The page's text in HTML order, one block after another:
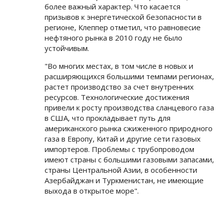
более важный характер. Что касается
призывов к энергетической безопасности в
регионе, Клеппер отметил, что равновесие
нефтяного рынка в 2010 году не было
устойчивым.
"Во многих местах, в том числе в новых и
расширяющихся большими темпами регионах,
растет производство за счет внутренних
ресурсов. Технологические достижения
привели к росту производства сланцевого газа
в США, что прокладывает путь для
американского рынка сжиженного природного
газа в Европу, Китай и другие сети газовых
импортеров. Проблемы с трубопроводом
имеют страны с большими газовыми запасами,
страны Центральной Азии, в особенности
Азербайджан и Туркменистан, не имеющие
выхода в открытое море".